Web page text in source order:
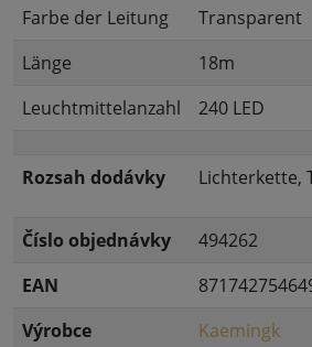
Farbe der Leitung
Transparent
Länge
18m
Leuchtmittelanzahl
240 LED
Rozsah dodávky Lichterkette,
Číslo objednávky
494262
EAN
Výrobce
Kaemingk